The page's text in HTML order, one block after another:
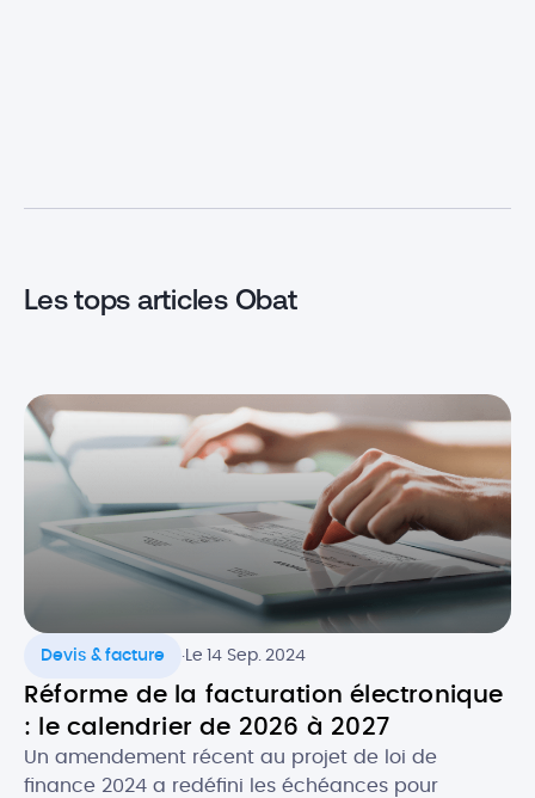
Les tops articles Obat
Devis & facture .Le 14 Sep. 2024
Réforme de la facturation électronique
: le calendrier de 2026 à 2027
Un amendement récent au projet de loi de
finance 2024 a redéfini les échéances pour